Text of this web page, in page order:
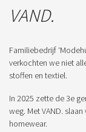
VAND.
Familiebedrijf
verkochten we niet
stoffen en textiel.
In 2025 zette de 3e
weg. Met VAND.
homewear.